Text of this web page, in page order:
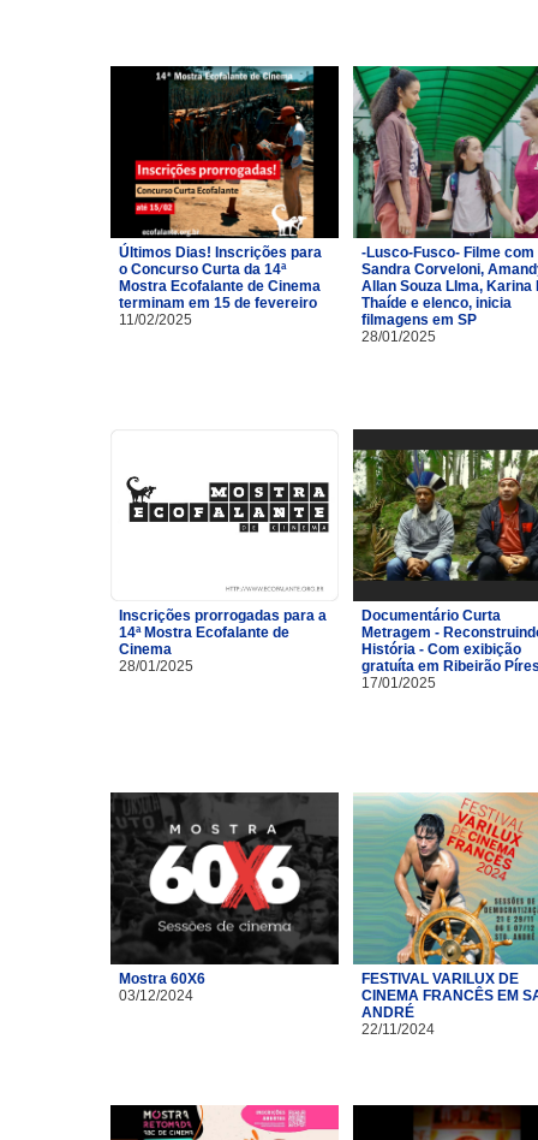
Últimos Dias! Inscrições para
o Concurso Curta da 14ª
Mostra Ecofalante de Cinema
terminam em 15 de fevereiro
11/02/2025
-Lusco-Fusco- Filme com
Sandra Corveloni,
Allan Souza LIma, Karina
Thaíde e elenco, inicia
filmagens em SP
28/01/2025
Inscrições prorrogadas para a
14ª Mostra Ecofalante de
Cinema
28/01/2025
Documentário Curta
Metragem -
História - Com exibição
gratuíta em Ribeirão
17/01/2025
Mostra 60X6
03/12/2024
FESTIVAL VARILUX DE
CINEMA FRANCÊS EM
ANDRÉ
22/11/2024